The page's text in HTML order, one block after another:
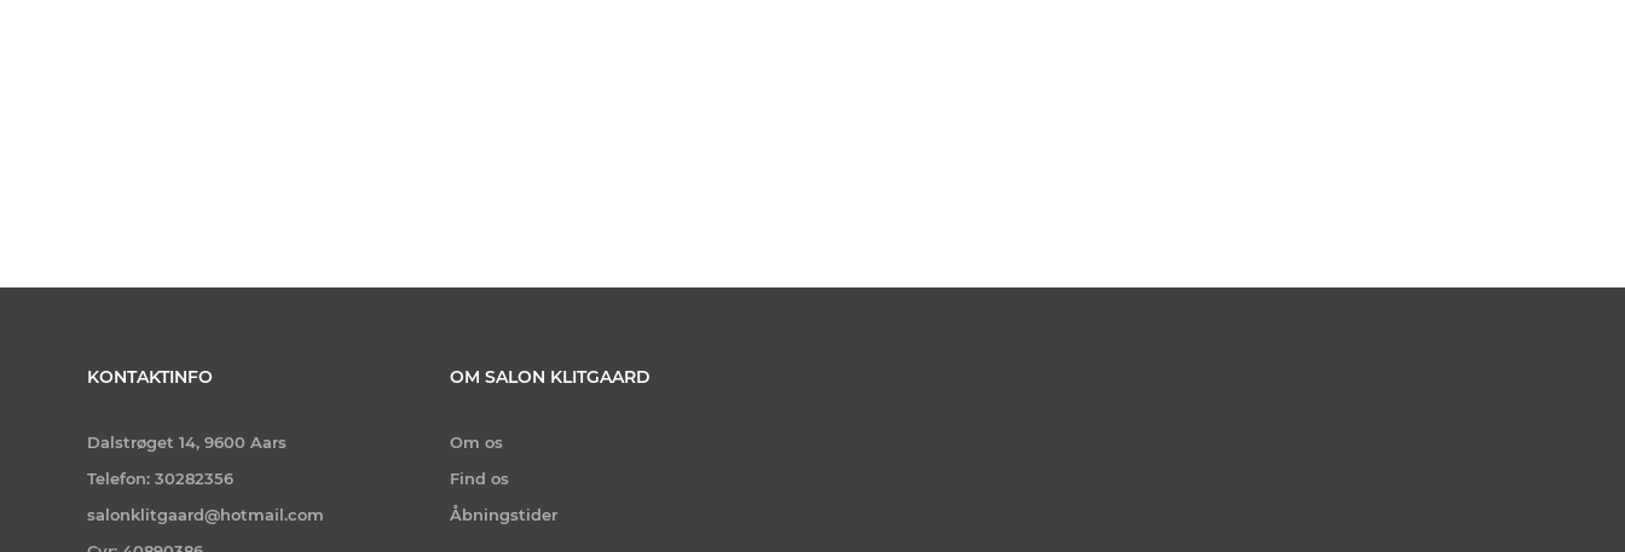
KONTAKTINFO
Dalstrøget 14, 9600 Aars
Telefon: 30282356
salonklitgaard@hotmail.com
OM SALON KLITGAARD
Om os
Find os
Åbningstider